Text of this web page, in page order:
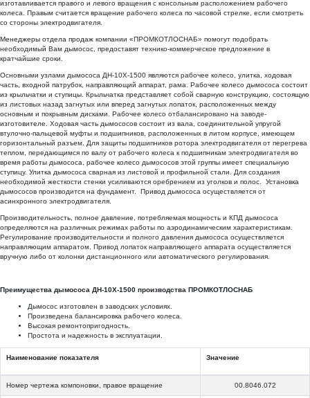
изготавливается правого и левого вращения с консольным расположением рабочего
колеса. Правым считается вращение рабочего колеса по часовой стрелке, если смотреть
со стороны электродвигателя.
Менеджеры отдела продаж компании «ПРОМКОТЛОСНАБ» помогут подобрать
необходимый Вам дымосос, предоставят технико-коммерческое предложение в
кратчайшие сроки.
Основными узлами дымососа ДН-10Х-1500 являются рабочее колесо, улитка, ходовая
часть, входной патрубок, направляющий аппарат, рама. Рабочее колесо дымососа состоит
из крыльчатки и ступицы. Крыльчатка представляет собой сварную конструкцию, состоящую
из листовых назад загнутых или вперед загнутых лопаток, расположенных между
основным и покрывным дисками. Рабочее колесо отбалансировано на заводе-
изготовителе. Ходовая часть дымососов состоит из вала, соединительной упругой
втулочно-пальцевой муфты и подшипников, расположенных в литом корпусе, имеющем
горизонтальный разъем. Для защиты подшипников ротора электродвигателя от перегрева
теплом, передающимся по валу от рабочего колеса к подшипникам электродвигателя во
время работы дымососа, рабочее колесо дымососов этой группы имеет специальную
ступицу. Улитка дымососа сварная из листовой и профильной стали. Для создания
необходимой жесткости стенки усиливаются оребрением из уголков и полос. Установка
дымососов производится на фундамент. Привод дымососа осуществляется от
асинхронного электродвигателя.
Производительность, полное давление, потребляемая мощность и КПД дымососа
определяются на различных режимах работы по аэродинамическим характеристикам.
Регулирование производительности и полного давления дымососа осуществляется
направляющим аппаратом. Привод лопаток направляющего аппарата осуществляется
вручную либо от колонки дистанционного или автоматического регулирования.
Преимущества дымососа ДН-10Х-1500 производства ПРОМКОТЛОСНАБ
Дымосос изготовлен в заводских условиях.
Произведена балансировка рабочего колеса.
Высокая ремонтопригодность.
Простота и надежность в эксплуатации.
Наименование показателя Значение
Номер чертежа компоновки, правое вращение 00.8046.072